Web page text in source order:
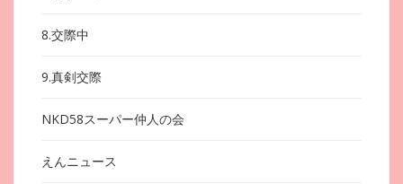
8.交際中
9.真剣交際
NKD58スーパー仲人の会
えんニュース